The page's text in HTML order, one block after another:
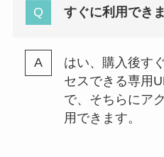
すぐに利用でき
はい、購入後す
セスできる専用
で、そちらにア
用できます。